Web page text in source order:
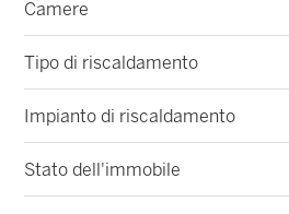
Camere
Tipo di riscaldamento
Impianto di riscaldamento
Stato dell'immobile